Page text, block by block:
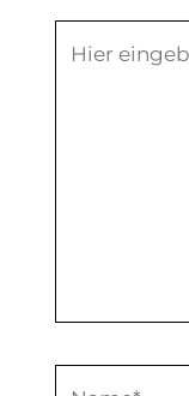
eingeben…